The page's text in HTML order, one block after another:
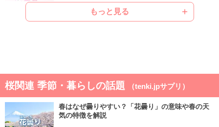
もっと見る
2026/04/22
ゴールデンウィークは晴れと雨が交互 晴れると
気象予報士の解説をもっと見る
桜関連 季節・暮らしの話題 （tenki.jpサプリ）
春はなぜ曇りやすい？「花曇り」の意味や春の天
気の特徴を解説